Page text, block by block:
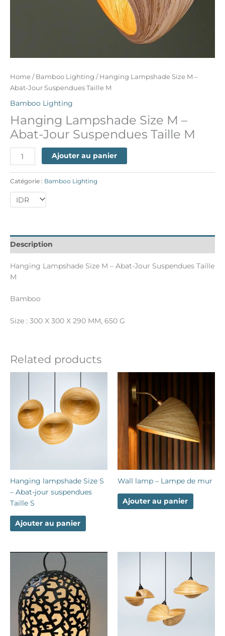
Home / Bamboo Lighting / Hanging Lampshade Size M –
Abat-Jour Suspendues Taille M
Bamboo Lighting
Hanging Lampshade Size M –
Abat-Jour Suspendues Taille M
Ajouter au panier
Catégorie : Bamboo Lighting
Description
Hanging Lampshade Size M – Abat-Jour Suspendues Taille
M
Bamboo
Size : 300 X 300 X 290 MM, 650 G
Related products
Hanging lampshade Size S
– Abat-jour suspendues
Taille S
Ajouter au panier
Wall lamp – Lampe de mur
Ajouter au panier